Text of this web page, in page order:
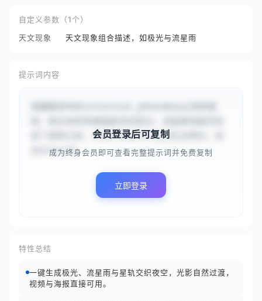
自定义参数（1个）
天文现象
天文现象组合描述，如极光与流星雨
提示词内容
留下耀眼光痕。采用科学级天文运动轨迹模拟，画
面具有8K超...
会员登录后可复制
成为终身会员即可查看完整提示词并免费复制
立即登录
特性总结
一键生成极光、流星雨与星轨交织夜空，光影自然过渡，
视频与海报直接可用。